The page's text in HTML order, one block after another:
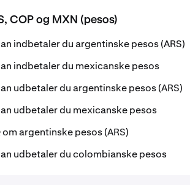
COP og MXN (pesos)
indbetaler du argentinske pesos (ARS)
indbetaler du mexicanske pesos
udbetaler du argentinske pesos (ARS)
udbetaler du mexicanske pesos
om argentinske pesos (ARS)
udbetaler du colombianske pesos